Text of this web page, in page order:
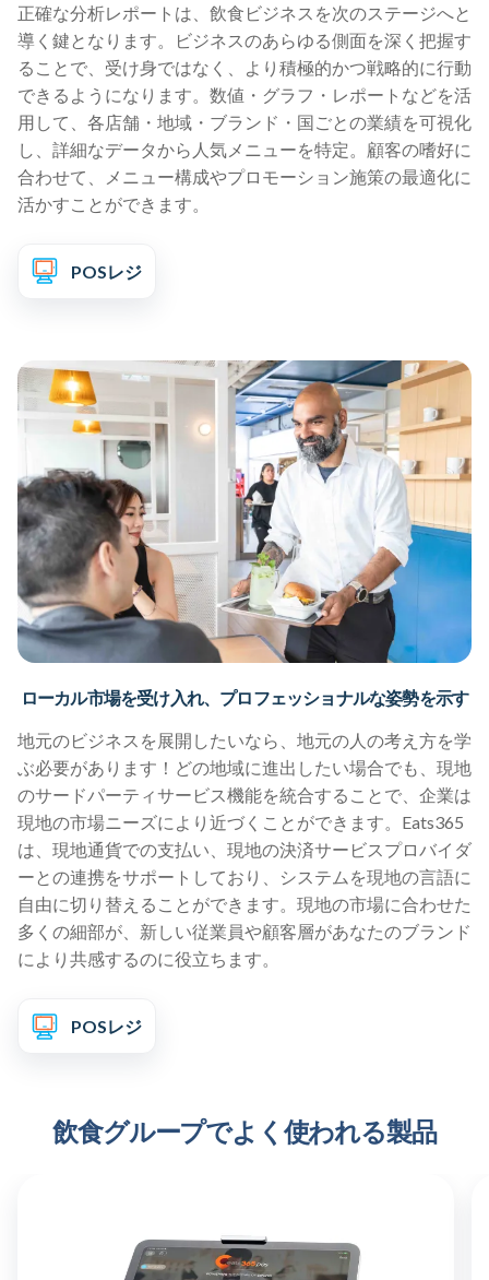
正確な分析レポートは、飲食ビジネスを次のステージへと
導く鍵となります。ビジネスのあらゆる側面を深く把握す
ることで、受け身ではなく、より積極的かつ戦略的に行動
できるようになります。数値・グラフ・レポートなどを活
用して、各店舗・地域・ブランド・国ごとの業績を可視化
し、詳細なデータから人気メニューを特定。顧客の嗜好に
合わせて、メニュー構成やプロモーション施策の最適化に
活かすことができます。
POSレジ
ローカル市場を受け入れ、プロフェッショナルな姿勢を示す
地元のビジネスを展開したいなら、地元の人の考え方を学
ぶ必要があります！どの地域に進出したい場合でも、現地
のサードパーティサービス機能を統合することで、企業は
現地の市場ニーズにより近づくことができます。Eats365
は、現地通貨での支払い、現地の決済サービスプロバイダ
ーとの連携をサポートしており、システムを現地の言語に
自由に切り替えることができます。現地の市場に合わせた
多くの細部が、新しい従業員や顧客層があなたのブランド
により共感するのに役立ちます。
POSレジ
飲食グループでよく使われる製品